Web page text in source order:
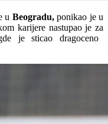
u Beogradu,ponikao je u
karijere nastupao je za
je sticao dragoceno